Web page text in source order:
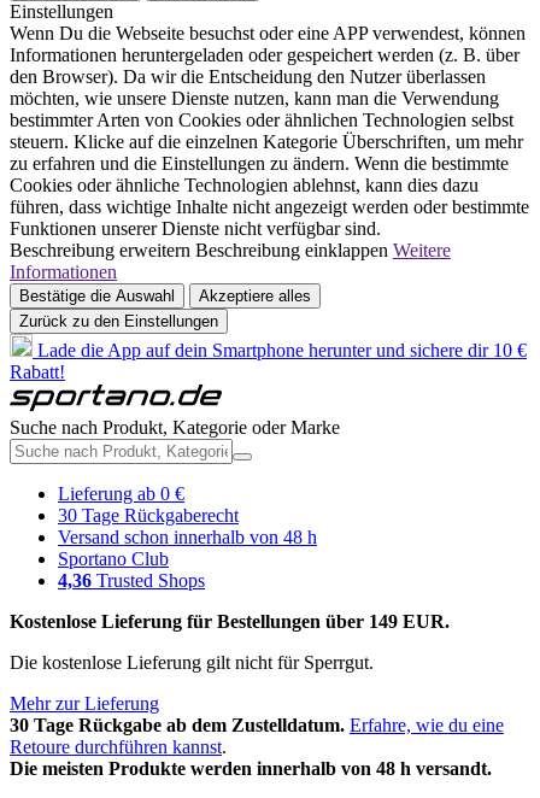
Einstellungen
Wenn Du die Webseite besuchst oder eine APP verwendest, können
Informationen heruntergeladen oder gespeichert werden (z. B. über
den Browser). Da wir die Entscheidung den Nutzer überlassen
möchten, wie unsere Dienste nutzen, kann man die Verwendung
bestimmter Arten von Cookies oder ähnlichen Technologien selbst
steuern. Klicke auf die einzelnen Kategorie Überschriften, um mehr
zu erfahren und die Einstellungen zu ändern. Wenn die bestimmte
Cookies oder ähnliche Technologien ablehnst, kann dies dazu
führen, dass wichtige Inhalte nicht angezeigt werden oder bestimmte
Funktionen unserer Dienste nicht verfügbar sind.
Beschreibung erweitern Beschreibung einklappen Weitere
Informationen
Bestätige die Auswahl
Akzeptiere alles
Zurück zu den Einstellungen
Lade die App auf dein Smartphone herunter und sichere dir 10 €
Rabatt!
Suche nach Produkt, Kategorie oder Marke
Lieferung ab 0 €
30 Tage Rückgaberecht
Versand schon innerhalb von 48 h
Sportano Club
4,36 Trusted Shops
Kostenlose Lieferung für Bestellungen über 149 EUR.
Die kostenlose Lieferung gilt nicht für Sperrgut.
Mehr zur Lieferung
30 Tage Rückgabe ab dem Zustelldatum. Erfahre, wie du eine
Retoure durchführen kannst.
Die meisten Produkte werden innerhalb von 48 h versandt.